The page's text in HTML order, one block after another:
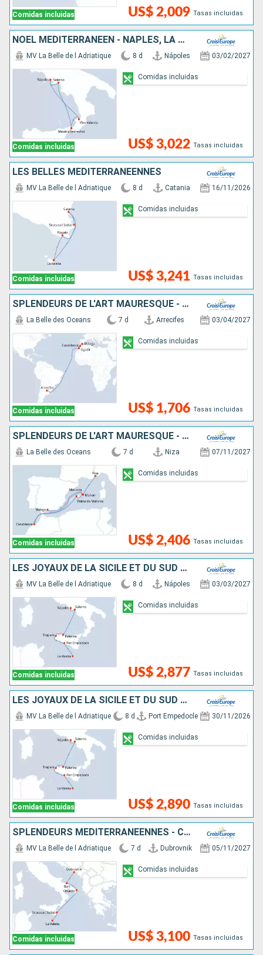
Comidas incluidas US$ 2,009 Tasas incluidas
NOËL MÉDITERRANÉEN - NAPLES, LA CÔTE AMALFITAINE ET LA SICILE
Comidas incluidas
MV La Belle de l Adriatique 8 d Nápoles 03/02/2027
US$ 3,022 Tasas incluidas
Comidas incluidas
LES BELLES MÉDITERRANÉENNES
Comidas incluidas
MV La Belle de l Adriatique 8 d Catania 16/11/2026
US$ 3,241 Tasas incluidas
Comidas incluidas
SPLENDEURS DE L'ART MAURESQUE - LES VILLES IMPÉRIALES DU MAROC (FORMULE PORT-PORT)
Comidas incluidas
La Belle des Oceans 7 d Arrecifes 03/04/2027
US$ 1,706 Tasas incluidas
Comidas incluidas
SPLENDEURS DE L'ART MAURESQUE - LES VILLES IMPÉRIALES DU MAROC
Comidas incluidas
La Belle des Oceans 7 d Niza 07/11/2027
US$ 2,406 Tasas incluidas
Comidas incluidas
LES JOYAUX DE LA SICILE ET DU SUD DE L'ITALIE
Comidas incluidas
MV La Belle de l Adriatique 8 d Nápoles 03/03/2027
US$ 2,877 Tasas incluidas
Comidas incluidas
LES JOYAUX DE LA SICILE ET DU SUD DE L'ITALIE
Comidas incluidas
MV La Belle de l Adriatique 8 d Port Empedocle 30/11/2026
US$ 2,890 Tasas incluidas
Comidas incluidas
SPLENDEURS MÉDITERRANÉENNES - CROATIE, LES POUILLES, LA SICILE ET MALTE
Comidas incluidas
MV La Belle de l Adriatique 7 d Dubrovnik 05/11/2027
US$ 3,100 Tasas incluidas
Comidas incluidas